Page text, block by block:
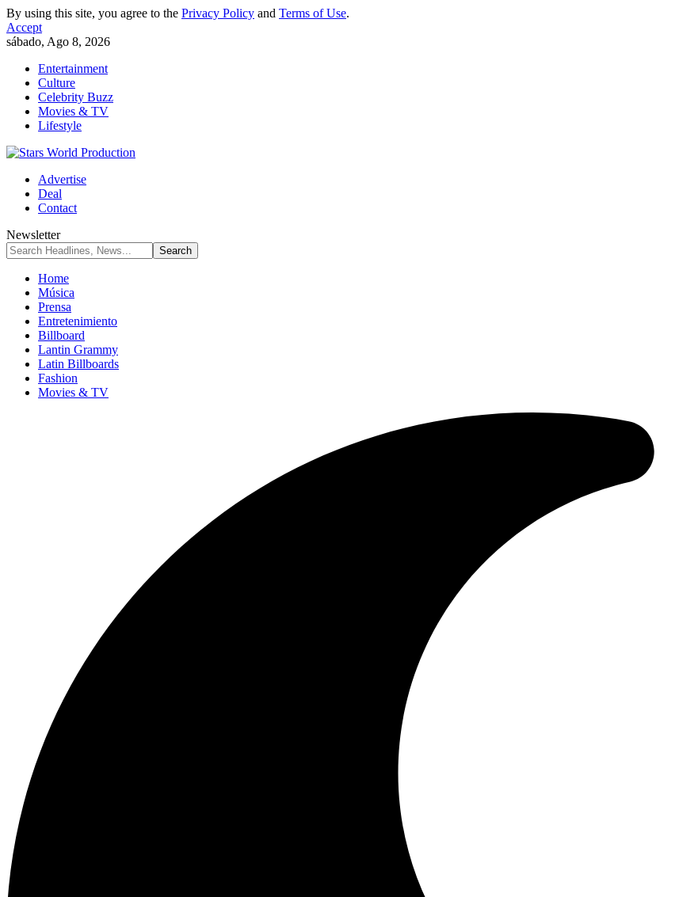
By using this site, you agree to the Privacy Policy and Terms of Use.
Accept
sábado, Ago 8, 2026
Entertainment
Culture
Celebrity Buzz
Movies & TV
Lifestyle
Advertise
Deal
Contact
Newsletter
Home
Música
Prensa
Entretenimiento
Billboard
Lantin Grammy
Latin Billboards
Fashion
Movies & TV